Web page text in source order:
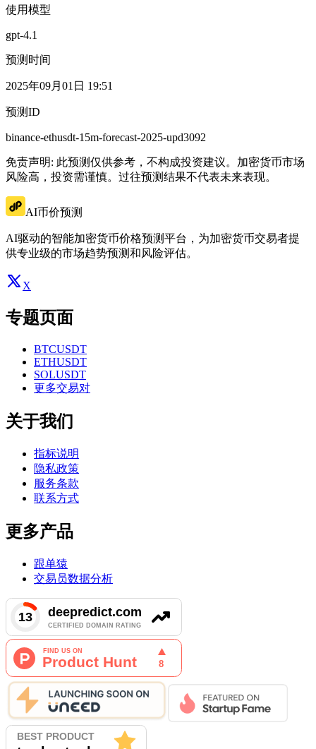
使用模型
gpt-4.1
预测时间
2025年09月01日 19:51
预测ID
binance-ethusdt-15m-forecast-2025-upd3092
免责声明: 此预测仅供参考，不构成投资建议。加密货币市场
风险高，投资需谨慎。过往预测结果不代表未来表现。
AI币价预测
AI驱动的智能加密货币价格预测平台，为加密货币交易者提
供专业级的市场趋势预测和风险评估。
X
专题页面
BTCUSDT
ETHUSDT
SOLUSDT
更多交易对
关于我们
指标说明
隐私政策
服务条款
联系方式
更多产品
跟单猿
交易员数据分析